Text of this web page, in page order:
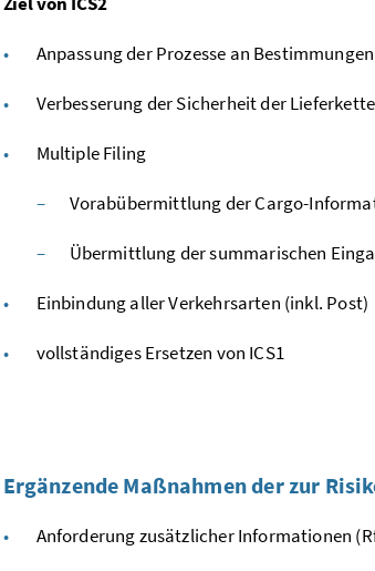
Anpassung der Prozesse an
Verbesserung der Sicherheit der Lieferkette
Multiple Filing
Vorabübermittlung der Cargo-
Übermittlung der summarischen
Einbindung aller Verkehrsarten (inkl. Post)
vollständiges Ersetzen von ICS1
Ergänzende Maßnahmen der zur
Anforderung zusätzlicher Informationen